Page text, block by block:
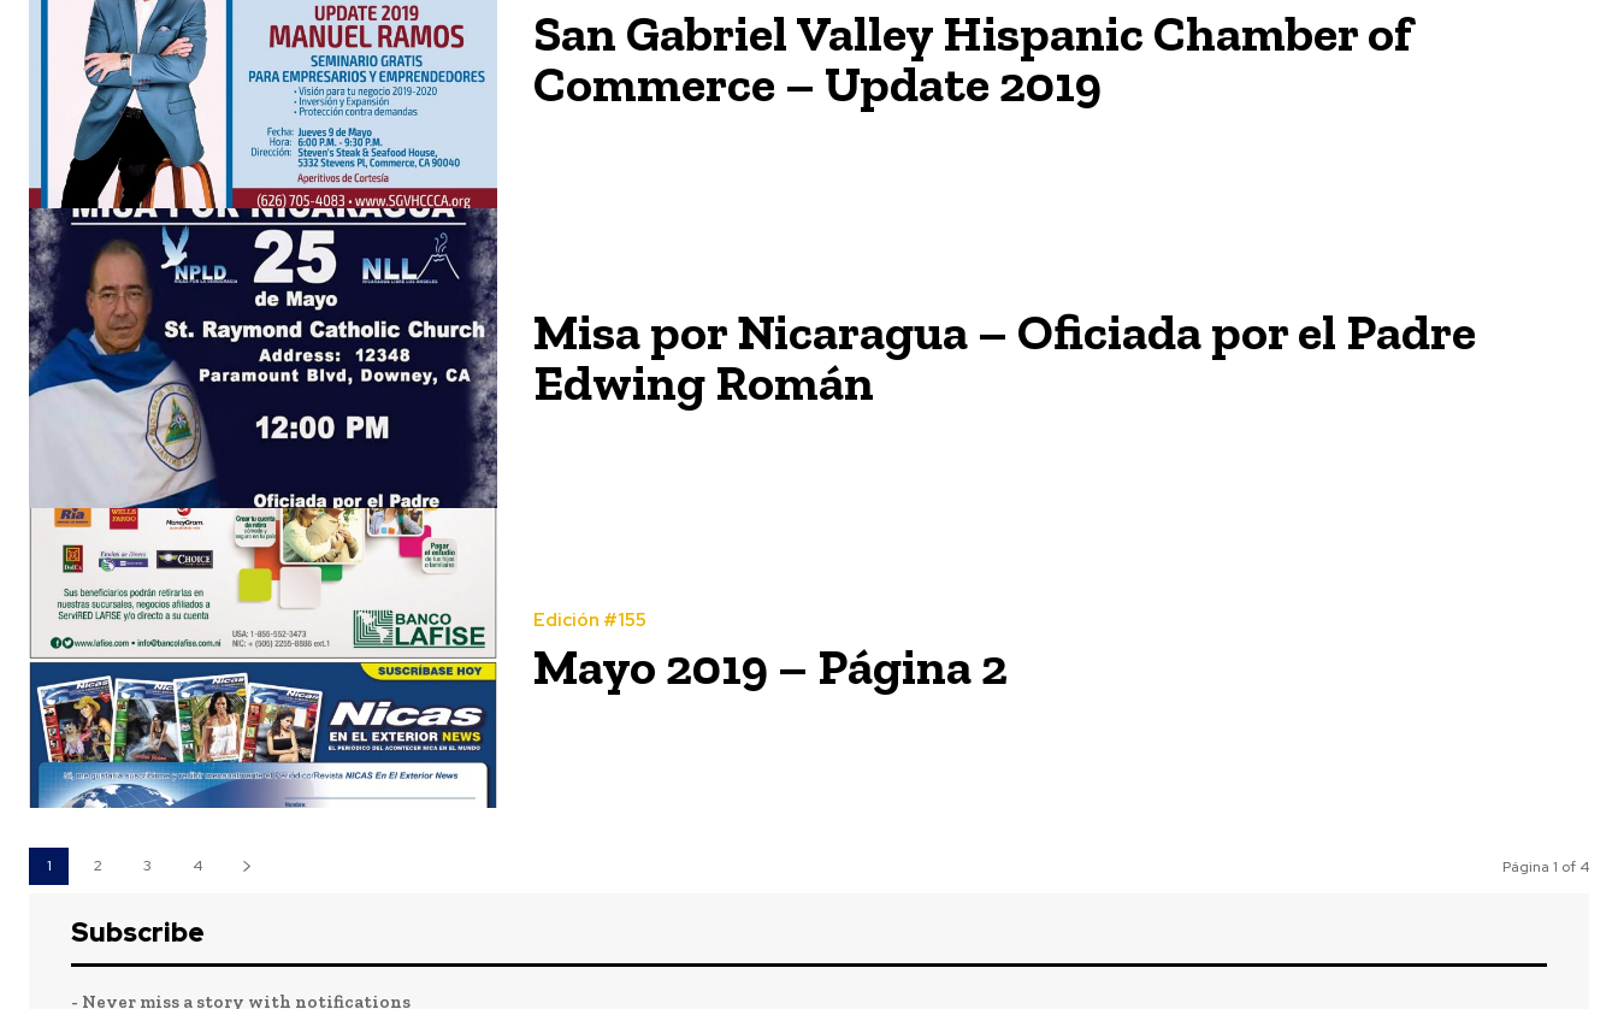
San Gabriel Valley Hispanic Chamber of
Commerce – Update 2019
Misa por Nicaragua – Oficiada por el Padre
Edwing Román
Edición #155
Mayo 2019 – Página 2
1 2 3 4 Página 1 of 4
Subscribe
- Never miss a story with notifications